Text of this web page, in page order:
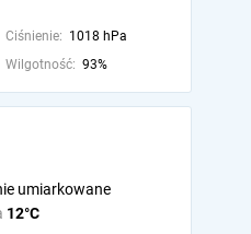
Ciśnienie: 1018 hPa
Wilgotność: 93%
12°C
umiarkowane